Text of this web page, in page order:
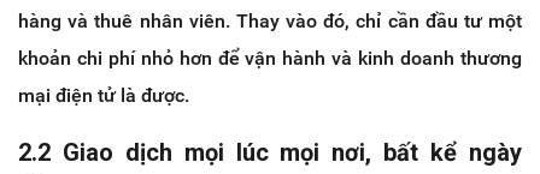
hàng và thuê nhân viên. Thay vào đó, chỉ cần đầu tư một
khoản chi phí nhỏ hơn để vận hành và kinh doanh thương
mại điện tử là được.
2.2 Giao dịch mọi lúc mọi nơi, bất kể ngày